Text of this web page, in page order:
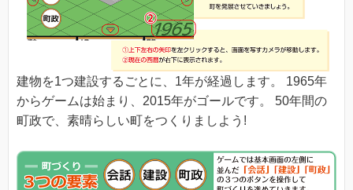
建物を1つ建設するごとに、1年が経過します。 1965年
からゲームは始まり、2015年がゴールです。 50年間の
町政で、素晴らしい町をつくりましよう!